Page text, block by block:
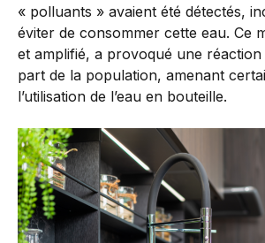
« polluants » avaient été détectés,
éviter de consommer cette eau. Ce
et amplifié, a provoqué une réaction
part de la population, amenant
l’utilisation de l’eau en bouteille.